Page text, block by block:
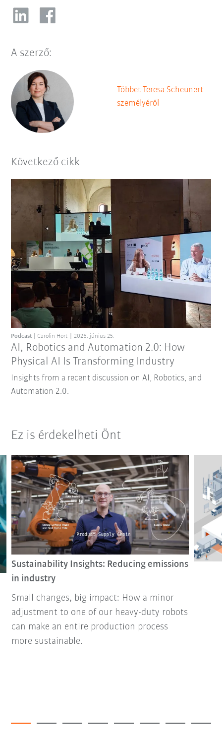
A szerző:
Többet Teresa Scheunert
személyéről
Következő cikk
AI, Robotics and Automation 2.0: How
Physical AI Is Transforming Industry
Podcast Carolin Hort 2026. június 25.
Insights from a recent discussion on AI, Robotics, and
Automation 2.0.
Ez is érdekelheti Önt
Sustainability Insights: Reducing emissions
in industry
Small changes, big impact: How a minor
adjustment to one of our heavy-duty robots
can make an entire production process
more sustainable.